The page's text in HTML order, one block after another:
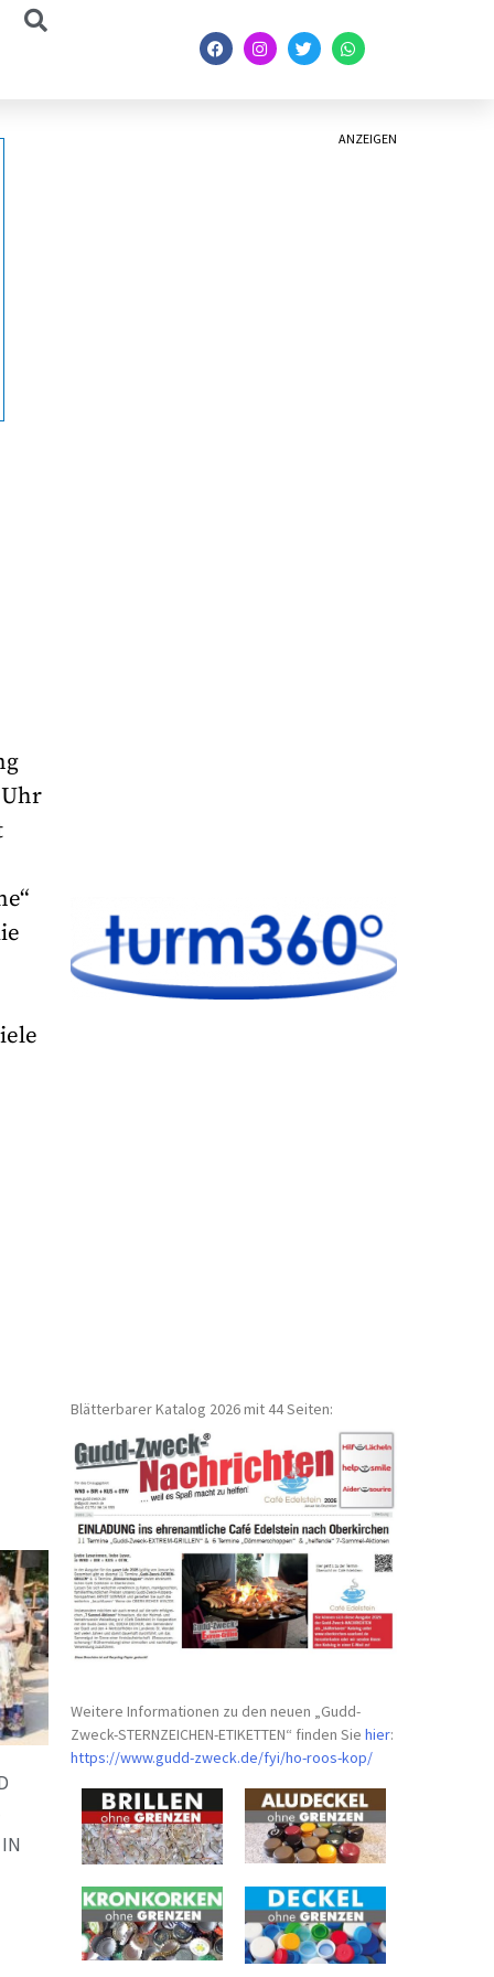
ANZEIGEN
Blätterbarer Katalog 2026 mit 44 Seiten:
Weitere Informationen zu den neuen „Gudd-
Zweck-STERNZEICHEN-ETIKETTEN“ finden Siehier:
https://www.gudd-zweck.de/fyi/ho-roos-kop/